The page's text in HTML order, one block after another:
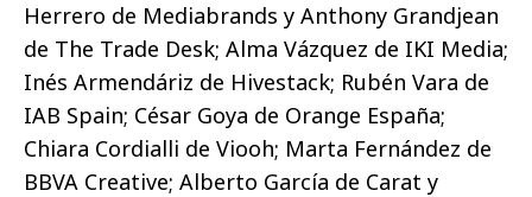
Herrero de Mediabrands y Anthony Grandjean
de The Trade Desk; Alma Vázquez de IKI Media;
Inés Armendáriz de Hivestack; Rubén Vara de
IAB Spain; César Goya de Orange España;
Chiara Cordialli de Viooh; Marta Fernández de
BBVA Creative; Alberto García de Carat y